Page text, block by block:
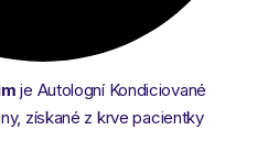
je Autologní Kondiciované
získané z krve pacientky